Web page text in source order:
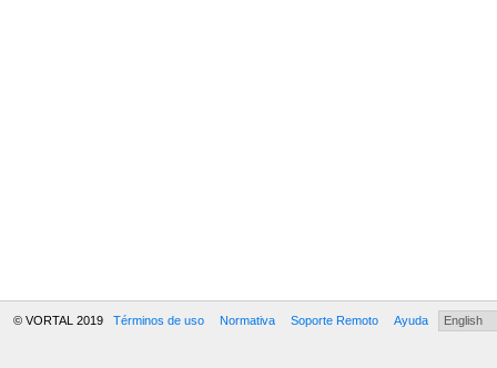
© VORTAL 2019 Términos de uso Normativa Soporte Remoto Ayuda